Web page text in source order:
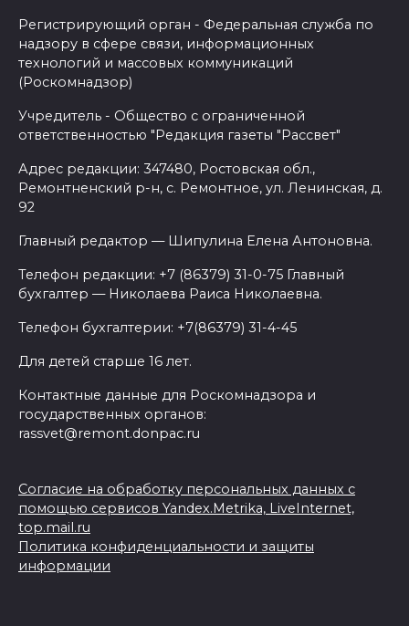
Регистрирующий орган - Федеральная служба по
надзору в сфере связи, информационных
технологий и массовых коммуникаций
(Роскомнадзор)
Учредитель - Общество с ограниченной
ответственностью "Редакция газеты "Рассвет"
Адрес редакции: 347480, Ростовская обл.,
Ремонтненский р-н, с. Ремонтное, ул. Ленинская, д.
92
Главный редактор — Шипулина Елена Антоновна.
Телефон редакции: +7 (86379) 31-0-75 Главный
бухгалтер — Николаева Раиса Николаевна.
Телефон бухгалтерии: +7(86379) 31-4-45
Для детей старше 16 лет.
Контактные данные для Роскомнадзора и
государственных органов:
rassvet@remont.donpac.ru
Согласие на обработку персональных данных с
помощью сервисов Yandex.Metrika, LiveInternet,
top.mail.ru
Политика конфиденциальности и защиты
информации